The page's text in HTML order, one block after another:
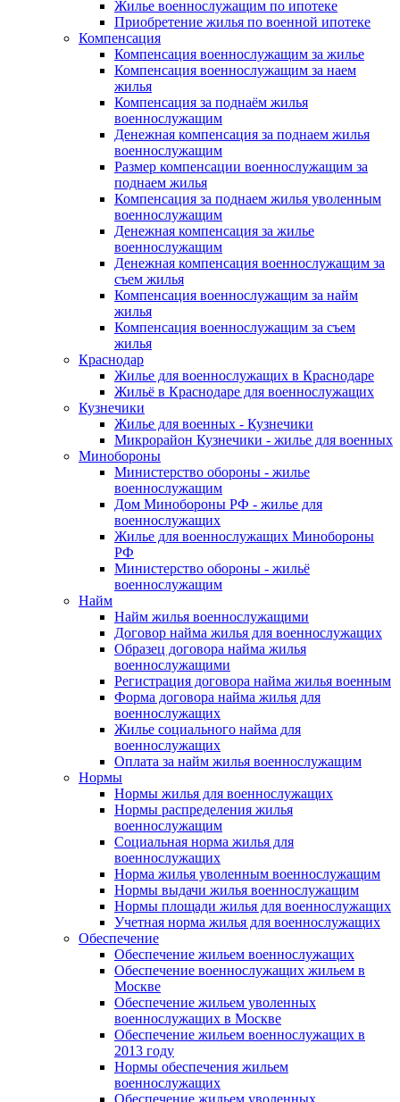
Жилье военнослужащим по ипотеке
Приобретение жилья по военной ипотеке
Компенсация
Компенсация военнослужащим за жилье
Компенсация военнослужащим за наем
жилья
Компенсация за поднаём жилья
военнослужащим
Денежная компенсация за поднаем жилья
военнослужащим
Размер компенсации военнослужащим за
поднаем жилья
Компенсация за поднаем жилья уволенным
военнослужащим
Денежная компенсация за жилье
военнослужащим
Денежная компенсация военнослужащим за
съем жилья
Компенсация военнослужащим за найм
жилья
Компенсация военнослужащим за съем
жилья
Краснодар
Жилье для военнослужащих в Краснодаре
Жильё в Краснодаре для военнослужащих
Кузнечики
Жилье для военных - Кузнечики
Микрорайон Кузнечики - жилье для военных
Минобороны
Министерство обороны - жилье
военнослужащим
Дом Минобороны РФ - жилье для
военнослужащих
Жилье для военнослужащих Минобороны
РФ
Министерство обороны - жильё
военнослужащим
Найм
Найм жилья военнослужащими
Договор найма жилья для военнослужащих
Образец договора найма жилья
военнослужащими
Регистрация договора найма жилья военным
Форма договора найма жилья для
военнослужащих
Жилье социального найма для
военнослужащих
Оплата за найм жилья военнослужащим
Нормы
Нормы жилья для военнослужащих
Нормы распределения жилья
военнослужащим
Социальная норма жилья для
военнослужащих
Норма жилья уволенным военнослужащим
Нормы выдачи жилья военнослужащим
Нормы площади жилья для военнослужащих
Учетная норма жилья для военнослужащих
Обеспечение
Обеспечение жильем военнослужащих
Обеспечение военнослужащих жильем в
Москве
Обеспечение жильем уволенных
военнослужащих в Москве
Обеспечение жильем военнослужащих в
2013 году
Нормы обеспечения жильем
военнослужащих
Обеспечение жильем уволенных